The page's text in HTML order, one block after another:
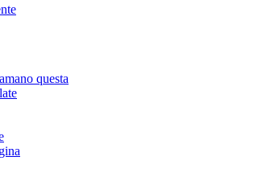
questa